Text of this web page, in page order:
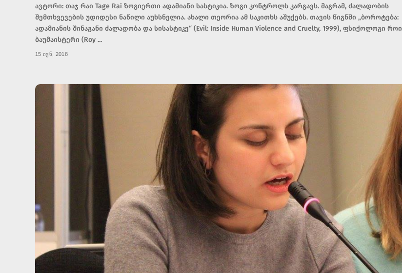
ავტორი: თაჯ რაი Tage Rai ზოგიერთი ადამიანი სასტიკია. ზოგი კონტროლს კარგავს. მაგრამ, ძალადობის
შემთხვევების უდიდესი ნაწილი აუხსნელია. ახალი თეორია ამ საკითხს აშუქებს. თავის წიგნში „ბოროტება:
ადამიანის შინაგანი ძალადობა და სისასტიკე“ (Evil: Inside Human Violence and Cruelty, 1999), ფსიქოლოგი როი
ბაუმაისტერი (Roy ...
15 ივნ, 2018